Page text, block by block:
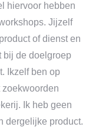
hiervoor hebben
Jijzelf
of dienst en
bij de doelgroep
Ikzelf ben op
zoekwoorden
Ik heb geen
dergelijke product.